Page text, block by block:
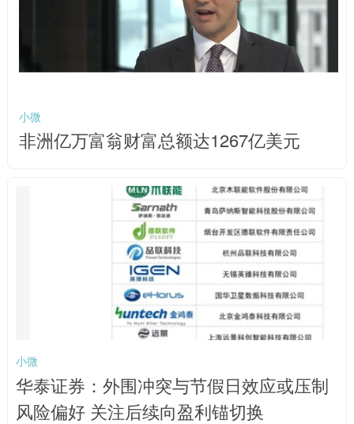
小微
非洲亿万富翁财富总额达1267亿美元
小微
华泰证券：外围冲突与节假日效应或压制
风险偏好 关注后续向盈利锚切换